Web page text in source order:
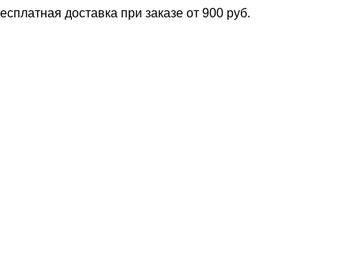
доставка при заказе от 900 руб.